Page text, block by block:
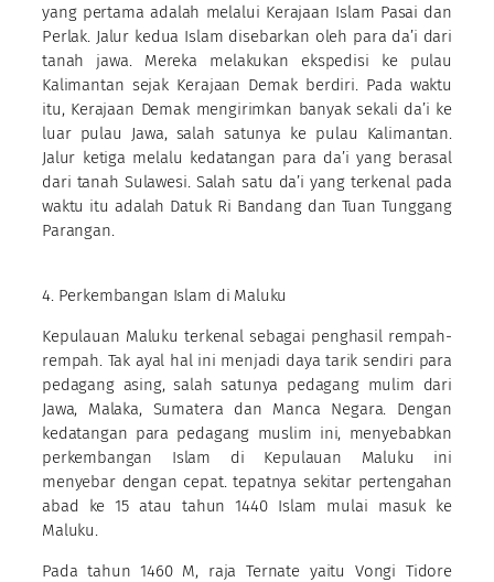
yang pertama adalah melalui Kerajaan Islam Pasai dan
Perlak. Jalur kedua Islam disebarkan oleh para da’i dari
tanah jawa. Mereka melakukan ekspedisi ke pulau
Kalimantan sejak Kerajaan Demak berdiri. Pada waktu
itu, Kerajaan Demak mengirimkan banyak sekali da’i ke
luar pulau Jawa, salah satunya ke pulau Kalimantan.
Jalur ketiga melalu kedatangan para da’i yang berasal
dari tanah Sulawesi. Salah satu da’i yang terkenal pada
waktu itu adalah Datuk Ri Bandang dan Tuan Tunggang
Parangan.
4. Perkembangan Islam di Maluku
Kepulauan Maluku terkenal sebagai penghasil rempah-
rempah. Tak ayal hal ini menjadi daya tarik sendiri para
pedagang asing, salah satunya pedagang mulim dari
Jawa, Malaka, Sumatera dan Manca Negara. Dengan
kedatangan para pedagang muslim ini, menyebabkan
perkembangan Islam di Kepulauan Maluku ini
menyebar dengan cepat. tepatnya sekitar pertengahan
abad ke 15 atau tahun 1440 Islam mulai masuk ke
Maluku.
Pada tahun 1460 M, raja Ternate yaitu Vongi Tidore